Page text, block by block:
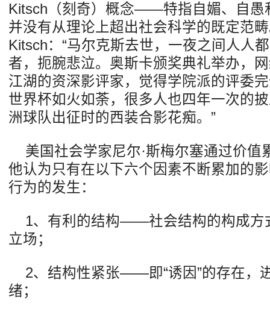
Kitsch（刻奇）概念——特指自媚、自
并没有从理论上超出社会科学的既定范
Kitsch：“马尔克斯去世，一夜之间人人
者，扼腕悲泣。奥斯卡颁奖典礼举办，
江湖的资深影评家，觉得学院派的评委
世界杯如火如荼，很多人也四年一次的
洲球队出征时的西装合影花痴。”
美国社会学家尼尔·斯梅尔塞通过价值
他认为只有在以下六个因素不断累加的
行为的发生：
1、有利的结构——社会结构的构成方
立场；
2、结构性紧张——即“诱因”的存在，
绪；